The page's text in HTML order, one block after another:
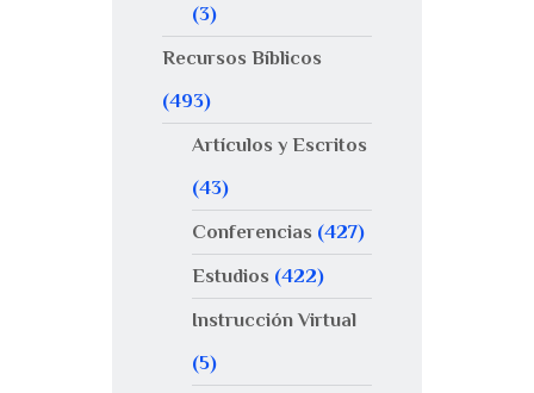
(3)
Recursos Bíblicos
(493)
Artículos y Escritos
(43)
Conferencias (427)
Estudios (422)
Instrucción Virtual
(5)